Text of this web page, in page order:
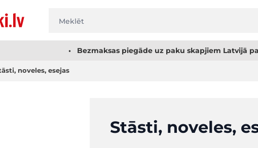
• Bezmaksas piegāde uz paku skapjiem Latvijā
noveles, esejas
Stāsti, noveles,